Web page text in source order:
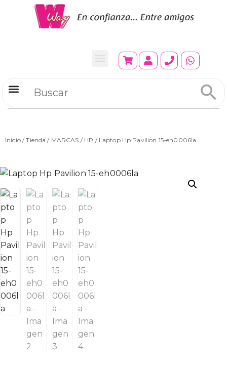
Inicio/Tienda / MARCAS / HP / Laptop Hp Pavilion 15-eh0006la